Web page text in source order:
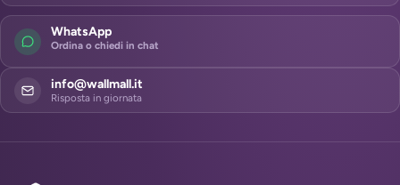
WhatsApp
Ordina o chiedi in chat
info@wallmall.it
Risposta in giornata